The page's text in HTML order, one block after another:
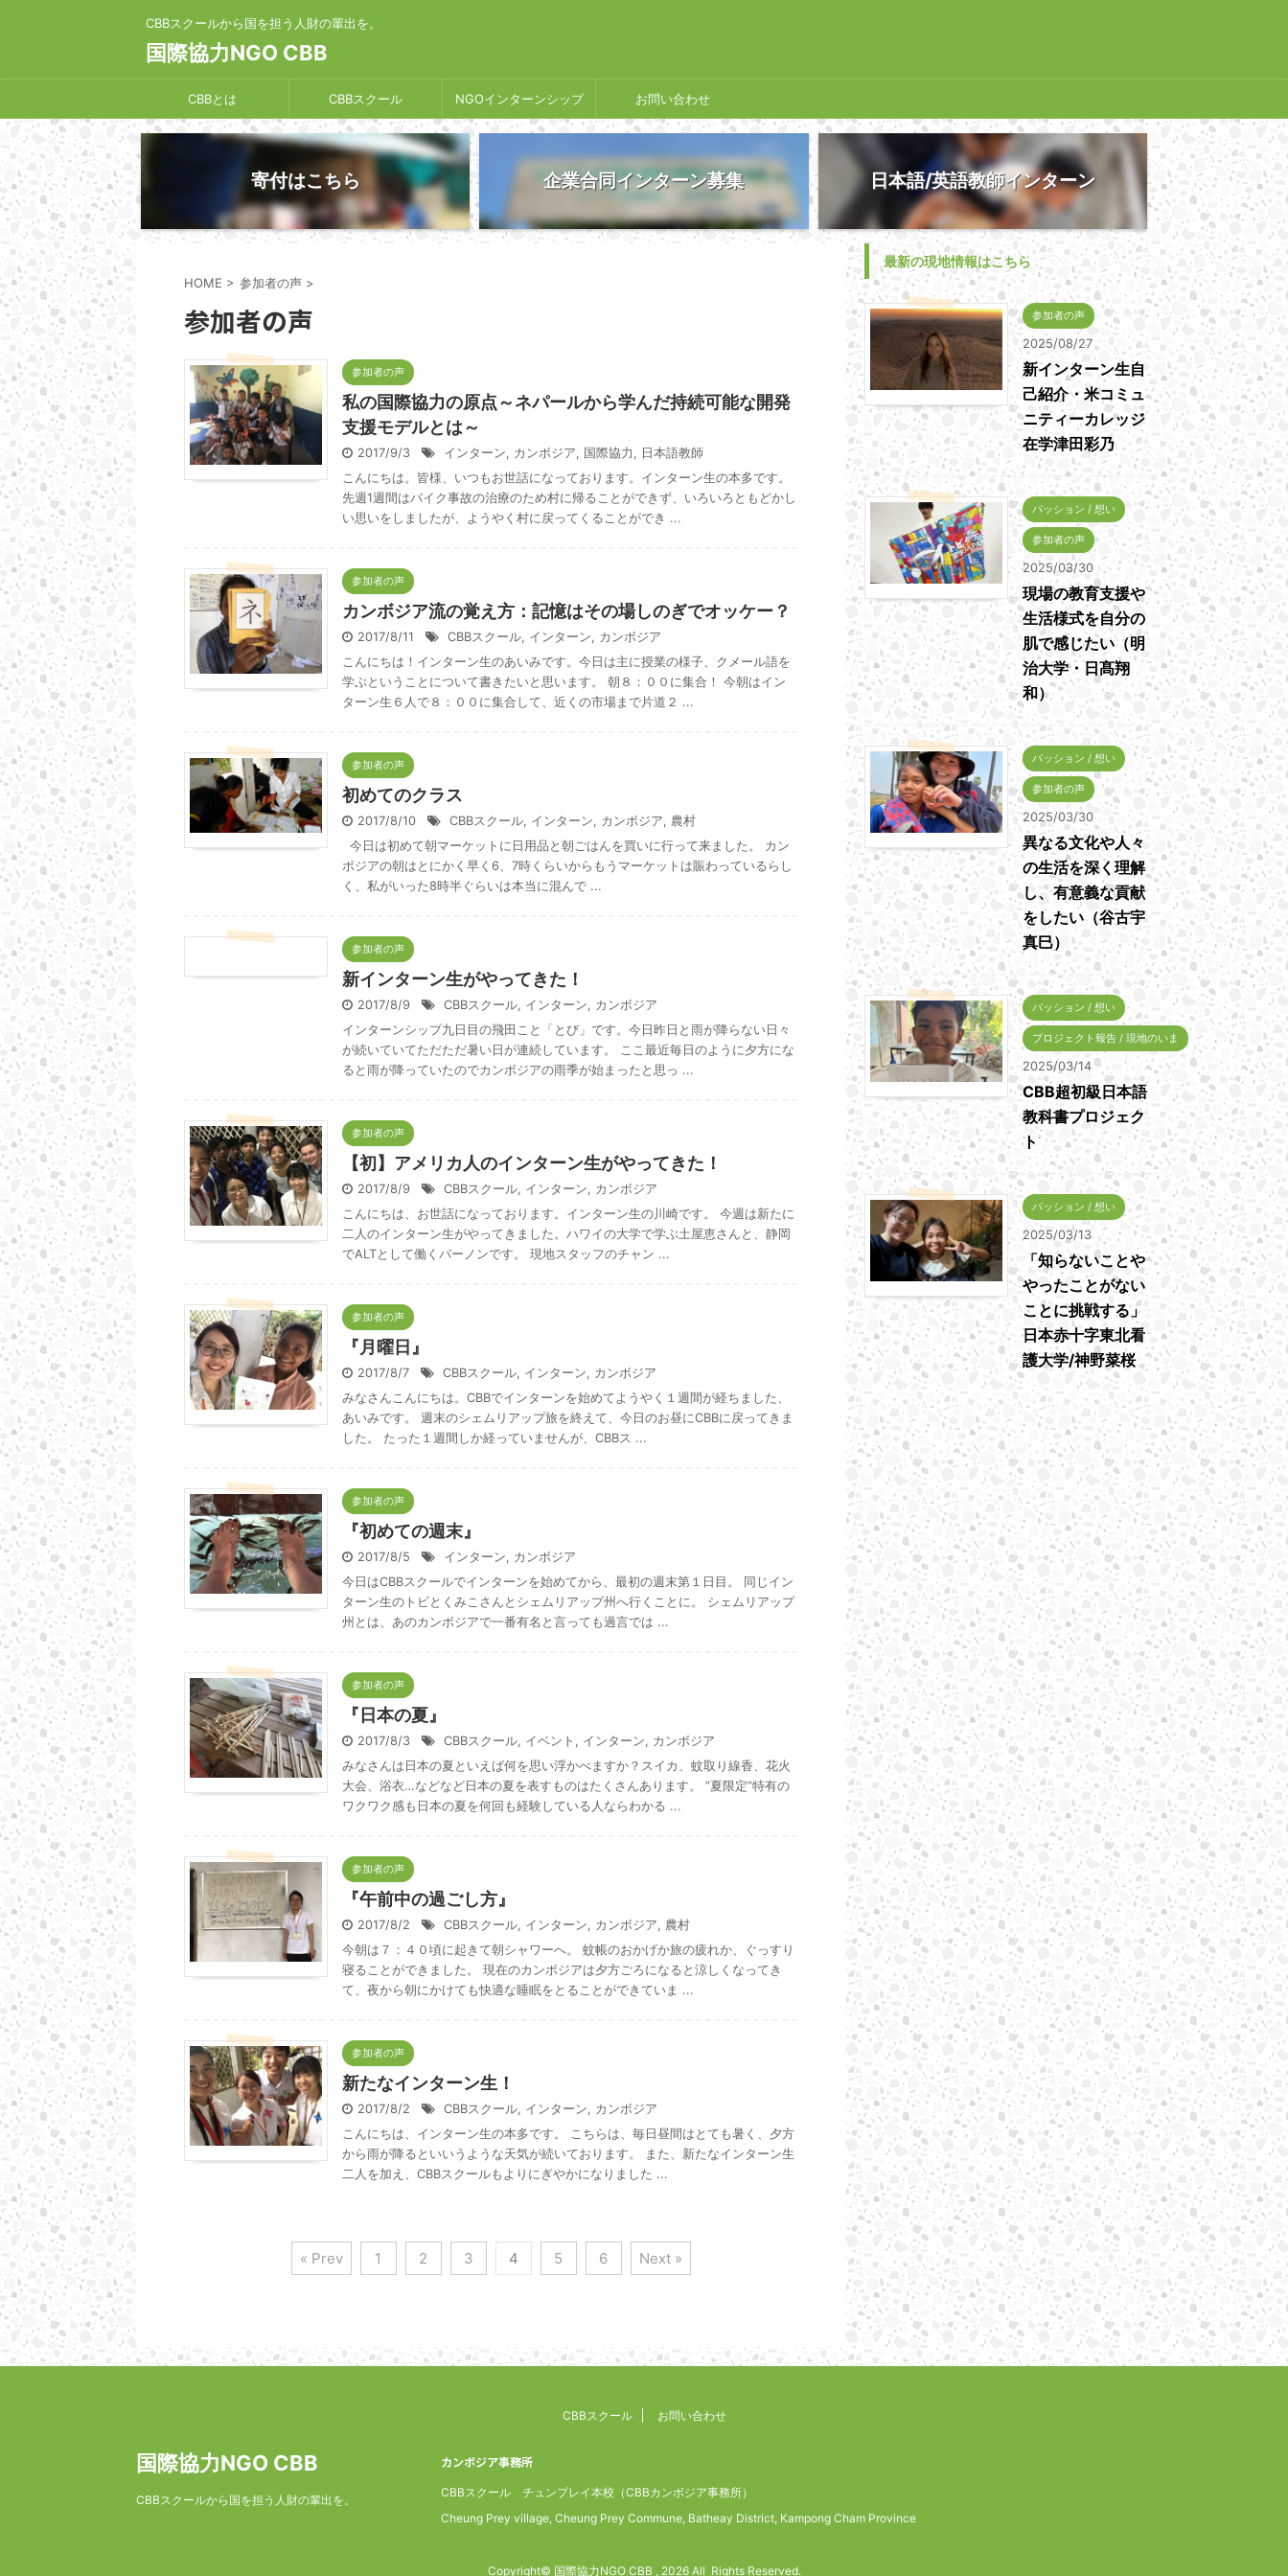
CBBスクールから国を担う人財の輩出を。
国際協力NGO CBB
CBBとは CBBスクール NGOインターンシップ お問い合わせ
寄付はこちら 企業合同インターン募集 日本語/英語教師インターン
HOME > 参加者の声 >
参加者の声
参加者の声
私の国際協力の原点～ネパールから学んだ持続可能な開発
支援モデルとは～
2017/9/3 インターン, カンボジア, 国際協力 , 日本語教師
こんにちは。皆様、いつもお世話になっております。インターン生の本多です。
先週1週間はバイク事故の治療のため村に帰ることができず、いろいろともどかし
い思いをしましたが、ようやく村に戻ってくることができ ...
参加者の声
カンボジア流の覚え方：記憶はその場しのぎでオッケー？
2017/8/11 CBBスクール, インターン, カンボジア
こんにちは！インターン生のあいみです。今日は主に授業の様子、クメール語を
学ぶということについて書きたいと思います。 朝８：００に集合！ 今朝はイン
ターン生６人で８：００に集合して、近くの市場まで片道２ ...
参加者の声
初めてのクラス
2017/8/10 CBBスクール, インターン, カンボジア, 農村
今日は初めて朝マーケットに日用品と朝ごはんを買いに行って来ました。 カン
ボジアの朝はとにかく早く6、7時くらいからもうマーケットは賑わっているらし
く、私がいった8時半ぐらいは本当に混んで ...
参加者の声
新インターン生がやってきた！
2017/8/9 CBBスクール, インターン, カンボジア
インターンシップ九日目の飛田こと「とび」です。今日昨日と雨が降らない日々
が続いていてただただ暑い日が連続しています。 ここ最近毎日のように夕方にな
ると雨が降っていたのでカンボジアの雨季が始まったと思っ ...
参加者の声
【初】アメリカ人のインターン生がやってきた！
2017/8/9 CBBスクール, インターン, カンボジア
こんにちは、お世話になっております。インターン生の川崎です。 今週は新たに
二人のインターン生がやってきました。ハワイの大学で学ぶ土屋恵さんと、静岡
でALTとして働くバーノンです。 現地スタッフのチャン ...
参加者の声
『月曜日』
2017/8/7 CBBスクール, インターン, カンボジア
みなさんこんにちは。CBBでインターンを始めてようやく１週間が経ちました、
あいみです。 週末のシェムリアップ旅を終えて、今日のお昼にCBBに戻ってきま
した。 たった１週間しか経っていませんが、CBBス ...
参加者の声
『初めての週末』
2017/8/5 インターン, カンボジア
今日はCBBスクールでインターンを始めてから、最初の週末第１日目。 同じイン
ターン生のトビとくみこさんとシェムリアップ州へ行くことに。 シェムリアップ
州とは、あのカンボジアで一番有名と言っても過言では ...
参加者の声
『日本の夏』
2017/8/3 CBBスクール, イベント , インターン, カンボジア
みなさんは日本の夏といえば何を思い浮かべますか？スイカ、蚊取り線香、花火
大会、浴衣…などなど日本の夏を表すものはたくさんあります。 ”夏限定”特有の
ワクワク感も日本の夏を何回も経験している人ならわかる ...
参加者の声
『午前中の過ごし方』
2017/8/2 CBBスクール, インターン, カンボジア, 農村
今朝は７：４０頃に起きて朝シャワーへ。 蚊帳のおかげか旅の疲れか、ぐっすり
寝ることができました。 現在のカンボジアは夕方ごろになると涼しくなってき
て、夜から朝にかけても快適な睡眠をとることができていま ...
参加者の声
新たなインターン生！
2017/8/2 CBBスクール, インターン, カンボジア
こんにちは、インターン生の本多です。 こちらは、毎日昼間はとても暑く、夕方
から雨が降るといいうような天気が続いております。 また、新たなインターン生
二人を加え、CBBスクールもよりにぎやかになりました ...
« Prev 1 2 3 4 5 6 Next »
最新の現地情報はこちら
参加者の声
2025/08/27
新インターン生自
己紹介・米コミュ
ニティーカレッジ
在学津田彩乃
パッション / 想い
参加者の声
2025/03/30
現場の教育支援や
生活様式を自分の
肌で感じたい（明
治大学・日髙翔
和）
パッション / 想い
参加者の声
2025/03/30
異なる文化や人々
の生活を深く理解
し、有意義な貢献
をしたい（谷古宇
真巳）
パッション / 想い
プロジェクト報告 / 現地のいま
2025/03/14
CBB超初級日本語
教科書プロジェク
ト
パッション / 想い
2025/03/13
「知らないことや
やったことがない
ことに挑戦する」
日本赤十字東北看
護大学/神野菜桜
CBBスクール お問い合わせ
カンボジア事務所
CBBスクール チュンプレイ本校（CBBカンボジア事務所）
Cheung Prey village, Cheung Prey Commune, Batheay District, Kampong Cham Province
国際協力NGO CBB
CBBスクールから国を担う人財の輩出を。
Copyright© 国際協力NGO CBB , 2026 All Rights Reserved.